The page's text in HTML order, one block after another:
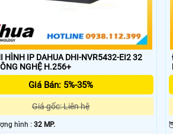
HÌNH IP DAHUA DHI-NVR5432-EI2 32
CÔNG NGHỆ H.256+
Giá Bán: 5%-35%
Giá gốc: Liên hệ
hình : 32 MP.